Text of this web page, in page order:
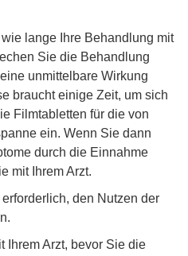
wie lange Ihre Behandlung mit
Sie die Behandlung
unmittelbare Wirkung
braucht einige Zeit, um sich
Filmtabletten für die von
ein. Wenn Sie dann
durch die Einnahme
mit Ihrem Arzt.
den Nutzen der
Ihrem Arzt, bevor Sie die